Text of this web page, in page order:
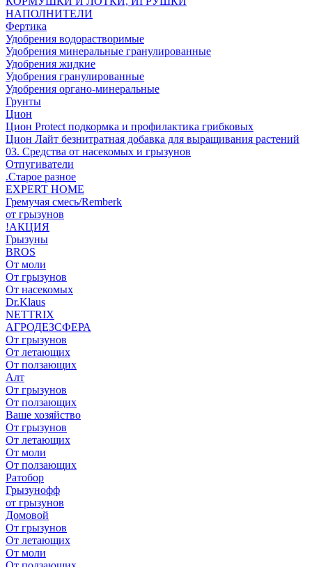
НАПОЛНИТЕЛИ
Фертика
Удобрения водорастворимые
Удобрения минеральные гранулированные
Удобрения жидкие
Удобрения гранулированные
Удобрения органо-минеральные
Грунты
Цион
Цион Protect подкормка и профилактика грибковых
Цион Лайт безнитратная добавка для выращивания растений
03. Средства от насекомых и грызунов
Отпугиватели
.Старое разное
EXPERT HOME
Гремучая смесь/Remberk
от грызунов
!АКЦИЯ
Грызуны
BROS
От моли
От грызунов
От насекомых
Dr.Klaus
NETTRIX
АГРОДЕЗСФЕРА
От грызунов
От летающих
От ползающих
Алт
От грызунов
От ползающих
Ваше хозяйство
От грызунов
От летающих
От моли
От ползающих
Ратобор
Грызунофф
от грызунов
Домовой
От грызунов
От летающих
От моли